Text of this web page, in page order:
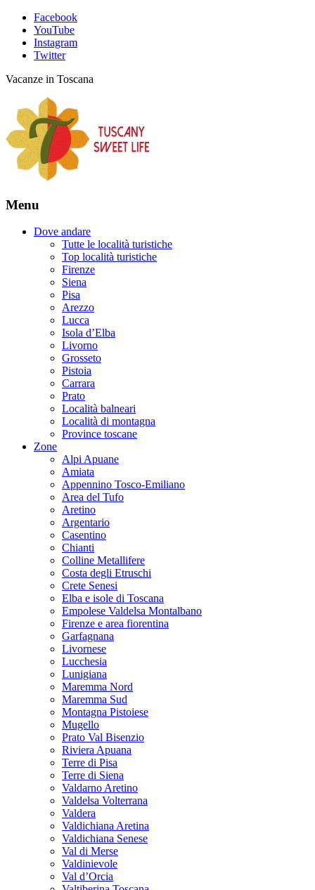
Facebook
YouTube
Instagram
Twitter
Vacanze in Toscana
Menu
Dove andare
Tutte le località turistiche
Top località turistiche
Firenze
Siena
Pisa
Arezzo
Lucca
Isola d’Elba
Livorno
Grosseto
Pistoia
Carrara
Prato
Località balneari
Località di montagna
Province toscane
Zone
Alpi Apuane
Amiata
Appennino Tosco-Emiliano
Area del Tufo
Aretino
Argentario
Casentino
Chianti
Colline Metallifere
Costa degli Etruschi
Crete Senesi
Elba e isole di Toscana
Empolese Valdelsa Montalbano
Firenze e area fiorentina
Garfagnana
Livornese
Lucchesia
Lunigiana
Maremma Nord
Maremma Sud
Montagna Pistoiese
Mugello
Prato Val Bisenzio
Riviera Apuana
Terre di Pisa
Terre di Siena
Valdarno Aretino
Valdelsa Volterrana
Valdera
Valdichiana Aretina
Valdichiana Senese
Val di Merse
Valdinievole
Val d’Orcia